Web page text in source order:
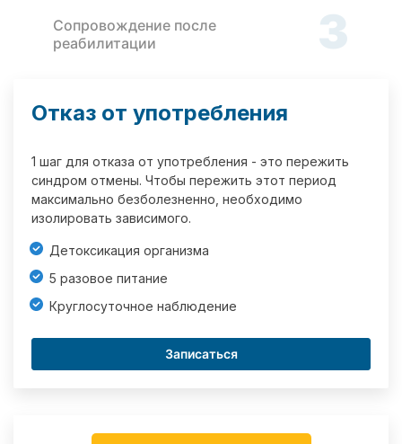
Сопровождение после
реабилитации
3
Отказ от употребления
1 шаг для отказа от употребления - это пережить
синдром отмены. Чтобы пережить этот период
максимально безболезненно, необходимо
изолировать зависимого.
Детоксикация организма
5 разовое питание
Круглосуточное наблюдение
Записаться